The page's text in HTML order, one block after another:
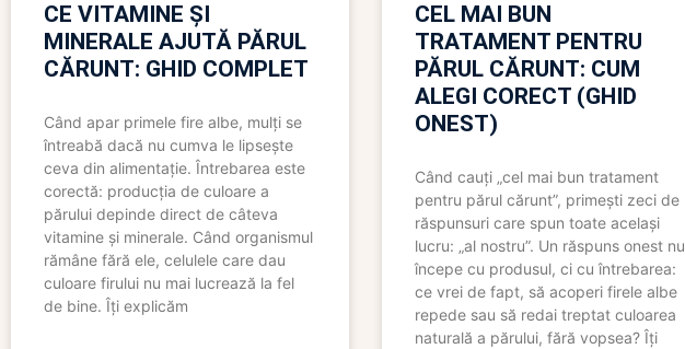
CE VITAMINE ȘI
MINERALE AJUTĂ PĂRUL
CĂRUNT: GHID COMPLET
Când apar primele fire albe, mulți se
întreabă dacă nu cumva le lipsește
ceva din alimentație. Întrebarea este
corectă: producția de culoare a
părului depinde direct de câteva
vitamine și minerale. Când organismul
rămâne fără ele, celulele care dau
culoare firului nu mai lucrează la fel
de bine. Îți explicăm
CEL MAI BUN
TRATAMENT PENTRU
PĂRUL CĂRUNT: CUM
ALEGI CORECT (GHID
ONEST)
Când cauți „cel mai bun tratament
pentru părul cărunt”, primești zeci de
răspunsuri care spun toate același
lucru: „al nostru”. Un răspuns onest nu
începe cu produsul, ci cu întrebarea:
ce vrei de fapt, să acoperi firele albe
repede sau să redai treptat culoarea
naturală a părului, fără vopsea? Îți